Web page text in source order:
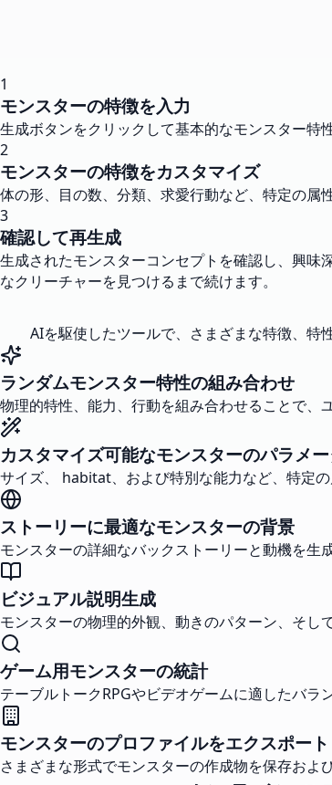
1
モンスターの特徴を入力
生成ボタンをクリックして基本的なモンスター特
2
モンスターの特徴をカスタマイズ
体の形、目の数、分類、求愛行動など、特定の属
3
確認して再生成
生成されたモンスターコンセプトを確認し、興
なクリーチャーを見つけるまで続けます。
AIを駆使したツールで、さまざまな特徴、特
ランダムモンスター特性の組み合わせ
物理的特性、能力、行動を組み合わせることで、
カスタマイズ可能なモンスターのパラメー
サイズ、 habitat、および特別な能力など、特定
ストーリーに最適なモンスターの背景
モンスターの詳細なバックストーリーと動機を生
ビジュアル説明生成
モンスターの物理的外観、動きのパターン、そし
ゲーム用モンスターの統計
テーブルトークRPGやビデオゲームに適したバラ
モンスターのプロファイルをエクスポート
さまざまな形式でモンスターの作成物を保存およ